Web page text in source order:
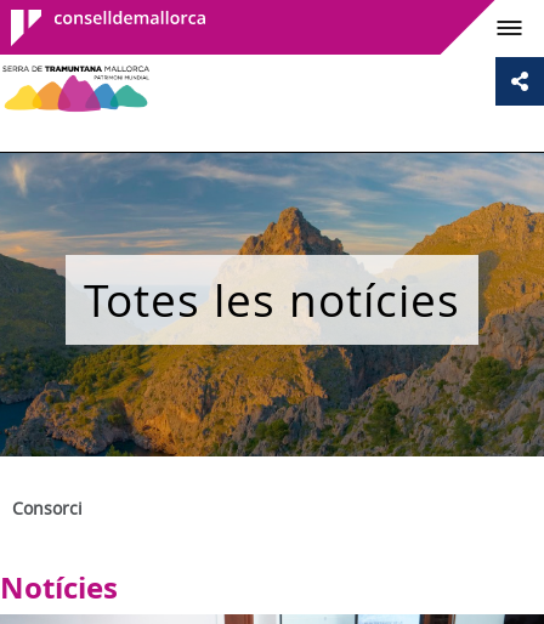
Consell de
Mallorca
Totes les notícies
Consorci
Notícies